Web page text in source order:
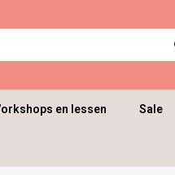
en lessen Sale